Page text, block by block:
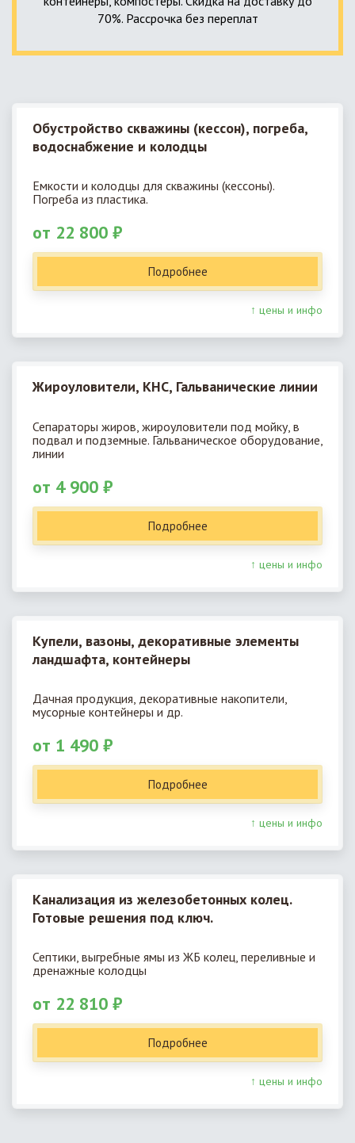
70%. Рассрочка без переплат
Обустройство скважины (кессон), погреба,
водоснабжение и колодцы
Емкости и колодцы для скважины (кессоны).
Погреба из пластика.
от 22 800 ₽
Подробнее
↑ цены и инфо
Жироуловители, КНС, Гальванические линии
Сепараторы жиров, жироуловители под мойку, в
подвал и подземные. Гальваническое оборудование,
линии
от 4 900 ₽
Подробнее
↑ цены и инфо
Купели, вазоны, декоративные элементы
ландшафта, контейнеры
Дачная продукция, декоративные накопители,
мусорные контейнеры и др.
от 1 490 ₽
Подробнее
↑ цены и инфо
Канализация из железобетонных колец.
Готовые решения под ключ.
Септики, выгребные ямы из ЖБ колец, переливные и
дренажные колодцы
от 22 810 ₽
Подробнее
↑ цены и инфо